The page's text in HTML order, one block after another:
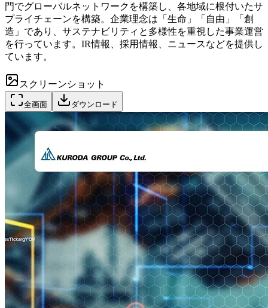
門でグローバルネットワークを構築し、各地域に根付いたサ
プライチェーンを構築。企業理念は「生命」「自由」「創
造」であり、サステナビリティと多様性を重視した事業運営
を行っています。IR情報、採用情報、ニュースなどを提供し
ています。
スクリーンショット
全画面 ダウンロード